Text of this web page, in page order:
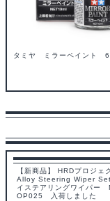
タミヤ ミラーペイント
【新商品】 HRDプロジェ
Alloy Steering Wiper
イステアリングワイパー
OP025 入荷しました